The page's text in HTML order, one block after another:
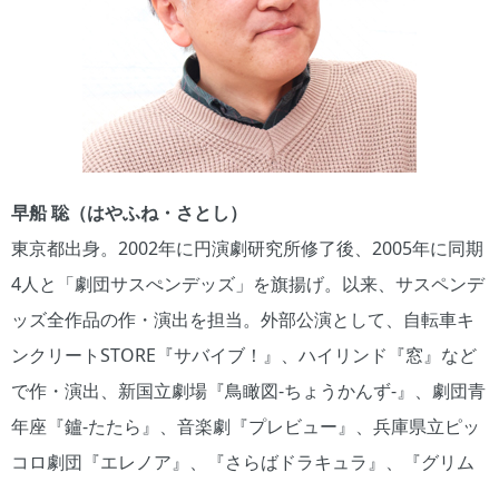
早船 聡（はやふね・さとし）
東京都出身。2002年に円演劇研究所修了後、2005年に同期
4人と「劇団サスぺンデッズ」を旗揚げ。以来、サスペンデ
ッズ全作品の作・演出を担当。外部公演として、自転車キ
ンクリートSTORE『サバイブ！』、ハイリンド『窓』など
で作・演出、新国立劇場『鳥瞰図-ちょうかんず-』、劇団青
年座『鑪-たたら』、音楽劇『プレビュー』、兵庫県立ピッ
コロ劇団『エレノア』、『さらばドラキュラ』、『グリム